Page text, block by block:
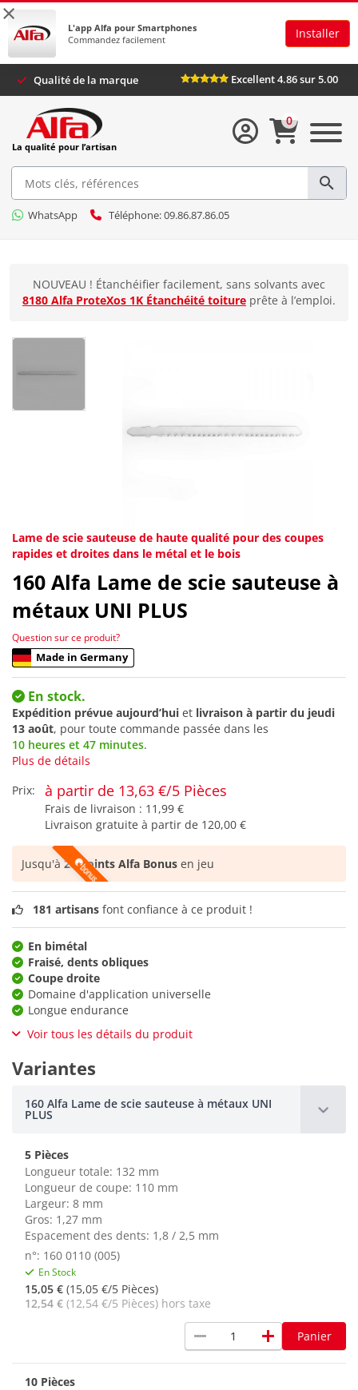
×
L'app Alfa pour Smartphones
Commandez facilement
Installer
Qualité de la marque Excellent 4.86 sur 5.00
La qualité pour l’artisan
WhatsApp Téléphone: 09.86.87.86.05
0
NOUVEAU ! Étanchéifier facilement, sans solvants avec
8180 Alfa ProteXos 1K Étanchéité toiture prête à l’emploi.
Lame de scie sauteuse de haute qualité pour des coupes
rapides et droites dans le métal et le bois
160 Alfa Lame de scie sauteuse à
métaux UNI PLUS
Question sur ce produit?
Made in Germany
En stock.
Expédition prévue aujourd’hui et livraison à partir du jeudi
13 août, pour toute commande passée dans les
10 heures et 47 minutes.
Plus de détails
Prix:
à partir de 13,63 €/5 Pièces
Frais de livraison : 11,99 €
Livraison gratuite à partir de 120,00 €
Jusqu'à28 points Alfa Bonus en jeu
181 artisans font confiance à ce produit !
En bimétal
Fraisé, dents obliques
Coupe droite
Domaine d'application universelle
Longue endurance
Voir tous les détails du produit
Variantes
160 Alfa Lame de scie sauteuse à métaux UNI
PLUS
5 Pièces
Longueur totale: 132 mm
Longueur de coupe: 110 mm
Largeur: 8 mm
Gros: 1,27 mm
Espacement des dents: 1,8 / 2,5 mm
n°: 160 0110 (005)
En Stock
15,05 € (15,05 €/5 Pièces)
12,54 € (12,54 €/5 Pièces) hors taxe
remove add Panier
10 Pièces